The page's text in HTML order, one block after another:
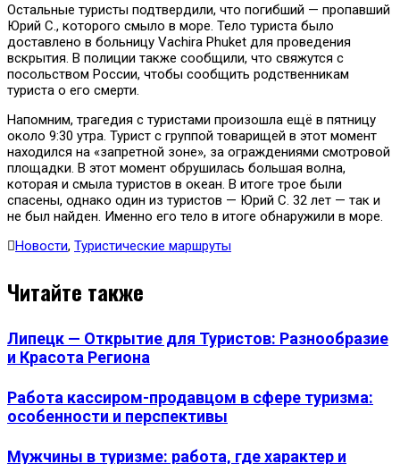
Остальные туристы подтвердили, что погибший — пропавший
Юрий С., которого смыло в море. Тело туриста было
доставлено в больницу Vachira Phuket для проведения
вскрытия. В полиции также сообщили, что свяжутся с
посольством России, чтобы сообщить родственникам
туриста о его смерти.
Напомним, трагедия с туристами произошла ещё в пятницу
около 9:30 утра. Турист с группой товарищей в этот момент
находился на «запретной зоне», за ограждениями смотровой
площадки. В этот момент обрушилась большая волна,
которая и смыла туристов в океан. В итоге трое были
спасены, однако один из туристов — Юрий С. 32 лет — так и
не был найден. Именно его тело в итоге обнаружили в море.
Новости, Туристические маршруты
Читайте также
Липецк — Открытие для Туристов: Разнообразие
и Красота Региона
Работа кассиром-продавцом в сфере туризма:
особенности и перспективы
Мужчины в туризме: работа, где характер и